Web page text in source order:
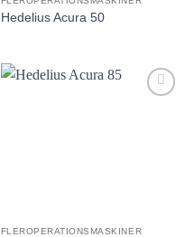
Hedelius Acura 50
FLEROPERATIONSMASKINER